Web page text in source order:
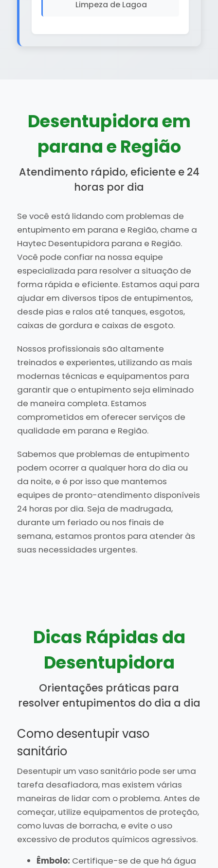
Limpeza de Lagoa
Desentupidora em
parana e Região
Atendimento rápido, eficiente e 24
horas por dia
Se você está lidando com problemas de
entupimento em parana e Região, chame a
Haytec Desentupidora parana e Região.
Você pode confiar na nossa equipe
especializada para resolver a situação de
forma rápida e eficiente. Estamos aqui para
ajudar em diversos tipos de entupimentos,
desde pias e ralos até tanques, esgotos,
caixas de gordura e caixas de esgoto.
Nossos profissionais são altamente
treinados e experientes, utilizando as mais
modernas técnicas e equipamentos para
garantir que o entupimento seja eliminado
de maneira completa. Estamos
comprometidos em oferecer serviços de
qualidade em parana e Região.
Sabemos que problemas de entupimento
podem ocorrer a qualquer hora do dia ou
da noite, e é por isso que mantemos
equipes de pronto-atendimento disponíveis
24 horas por dia. Seja de madrugada,
durante um feriado ou nos finais de
semana, estamos prontos para atender às
suas necessidades urgentes.
Dicas Rápidas da
Desentupidora
Orientações práticas para
resolver entupimentos do dia a dia
Como desentupir vaso
sanitário
Desentupir um vaso sanitário pode ser uma
tarefa desafiadora, mas existem várias
maneiras de lidar com o problema. Antes de
começar, utilize equipamentos de proteção,
como luvas de borracha, e evite o uso
excessivo de produtos químicos agressivos.
Êmbolo: Certifique-se de que há água